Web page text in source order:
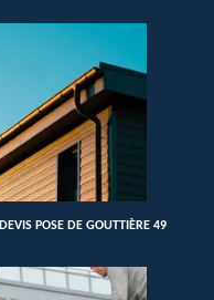
DEVIS POSE DE GOUTTIÈRE 49